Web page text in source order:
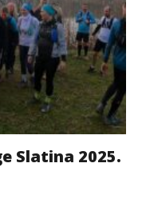
Slatina 2025.